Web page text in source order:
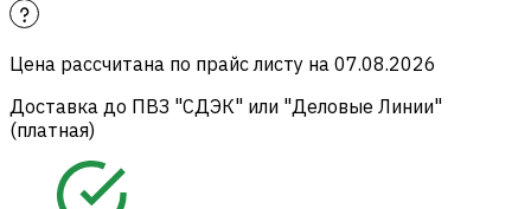
Цена рассчитана по прайс листу на 07.08.2026
Доставка до ПВЗ "СДЭК" или "Деловые Линии"
(платная)